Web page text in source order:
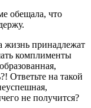
обещала, что
принадлежат
комплименты
Ответьте на такой
не получится?